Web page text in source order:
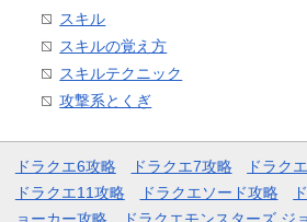
スキル
スキルの覚え方
スキルテクニック
攻撃系とくぎ
ドラクエ6攻略 ドラクエ7攻略 ドラク
ドラクエ11攻略
ドラクエソード攻略